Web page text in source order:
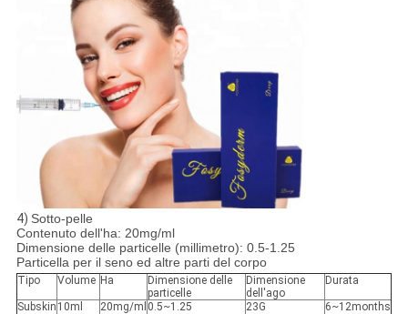
4) Sotto-pelle
Contenuto dell'ha: 20mg/ml
Dimensione delle particelle (millimetro): 0.5-1.25
Particella per il seno ed altre parti del corpo
Tipo Volume Ha
Dimensione delle
particelle
Dimensione
dell'ago
Durata
Subskin 10ml
20mg/ml 0.5~1.25 23G 6~12months